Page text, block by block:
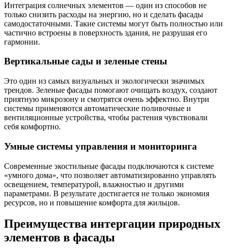
Интеграция солнечных элементов — один из способов не
только снизить расходы на энергию, но и сделать фасады
самодостаточными. Такие системы могут быть полностью или
частично встроены в поверхность здания, не разрушая его
гармонии.
Вертикальные сады и зеленые стены
Это один из самых визуальных и экологически значимых
трендов. Зеленые фасады помогают очищать воздух, создают
приятную микрозону и смотрятся очень эффектно. Внутри
системы применяются автоматические поливочные и
вентиляционные устройства, чтобы растения чувствовали
себя комфортно.
Умные системы управления и мониторинга
Современные экостильные фасады подключаются к системе
«умного дома», что позволяет автоматизированно управлять
освещением, температурой, влажностью и другими
параметрами. В результате достигается не только экономия
ресурсов, но и повышение комфорта для жильцов.
Преимущества интергации природных
элементов в фасады